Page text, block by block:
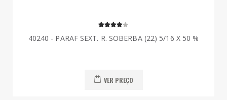
40240 - PARAF SEXT. R. SOBERBA (22) 5/16 X 50 %
VER PREÇO